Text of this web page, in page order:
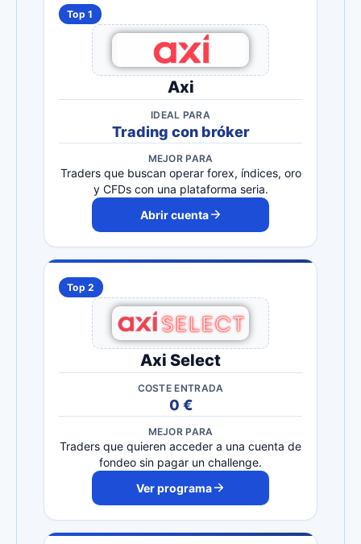
Top 1
Axi
IDEAL PARA
Trading con bróker
MEJOR PARA
Traders que buscan operar forex, índices, oro
y CFDs con una plataforma seria.
Abrir cuenta
Top 2
Axi Select
COSTE ENTRADA
0 €
MEJOR PARA
Traders que quieren acceder a una cuenta de
fondeo sin pagar un challenge.
Ver programa